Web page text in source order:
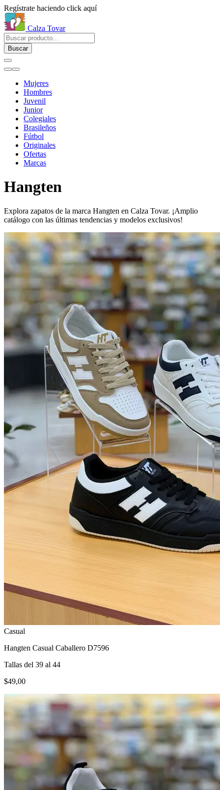
Regístrate haciendo click aquí
Calza Tovar
Buscar
Mujeres
Hombres
Juvenil
Junior
Colegiales
Brasileños
Fútbol
Originales
Ofertas
Marcas
Hangten
Explora zapatos de la marca Hangten en Calza Tovar. ¡Amplio
catálogo con las últimas tendencias y modelos exclusivos!
Casual
Hangten Casual Caballero D7596
Tallas del 39 al 44
$49,00